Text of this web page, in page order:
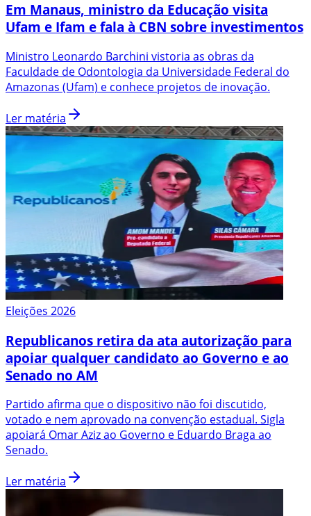
Em Manaus, ministro da Educação visita
Ufam e Ifam e fala à CBN sobre investimentos
Ministro Leonardo Barchini vistoria as obras da
Faculdade de Odontologia da Universidade Federal do
Amazonas (Ufam) e conhece projetos de inovação.
Ler matéria
Eleições 2026
Republicanos retira da ata autorização para
apoiar qualquer candidato ao Governo e ao
Senado no AM
Partido afirma que o dispositivo não foi discutido,
votado e nem aprovado na convenção estadual. Sigla
apoiará Omar Aziz ao Governo e Eduardo Braga ao
Senado.
Ler matéria